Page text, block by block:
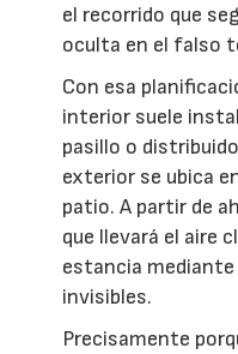
el recorrido que
oculta en el falso
Con esa
interior suele
pasillo o
exterior se ubica
patio. A partir de
que llevará el aire
estancia
invisibles.
Precisamente